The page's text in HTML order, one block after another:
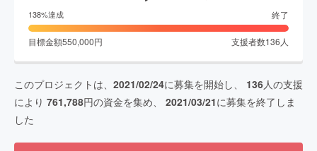
138%達成 終了
目標金額550,000円 支援者数136 人
このプロジェクトは、 2021/02/24に募集を開始し、 136人の支援
により 761,788円の資金を集め、 2021/03/21に募集を終了しま
した